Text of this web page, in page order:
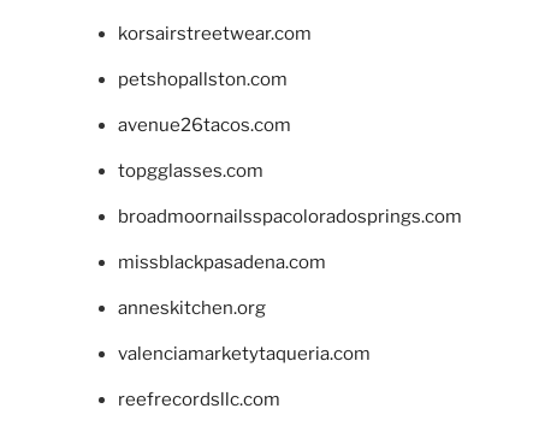
korsairstreetwear.com
petshopallston.com
avenue26tacos.com
topgglasses.com
broadmoornailsspacoloradosprings.com
missblackpasadena.com
anneskitchen.org
valenciamarketytaqueria.com
reefrecordsllc.com